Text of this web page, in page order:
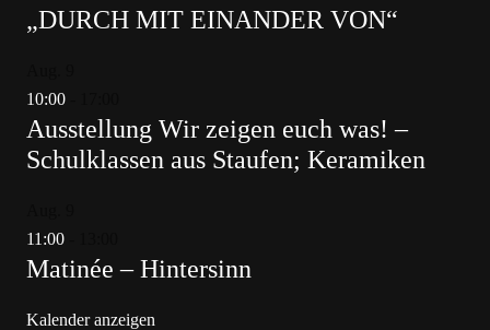
„DURCH MIT EINANDER VON“
10:00
Ausstellung Wir zeigen euch was! –
Schulklassen aus Staufen; Keramiken
11:00
Matinée – Hintersinn
Kalender anzeigen